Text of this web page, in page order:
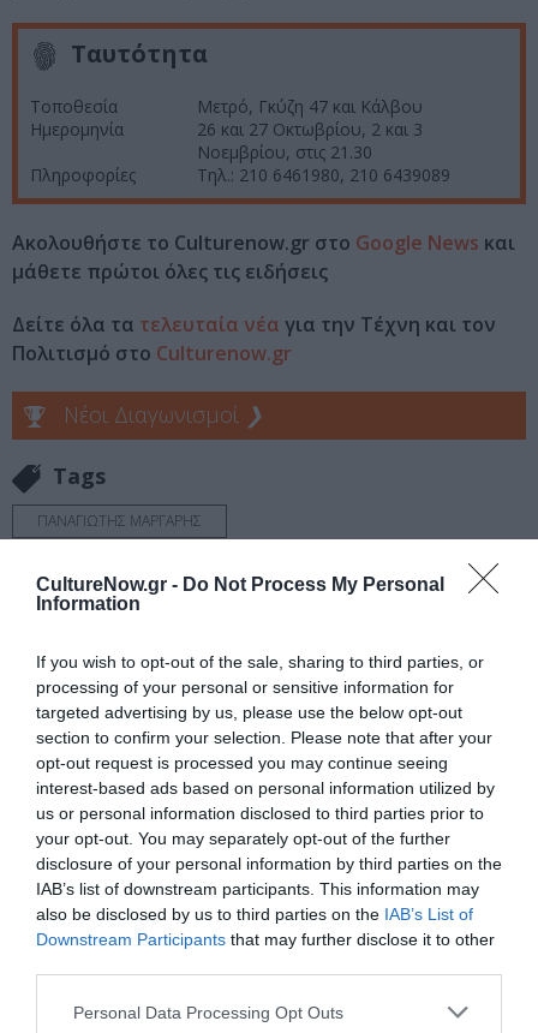
CultureNow.gr - Do Not Process My Personal
Information
If you wish to opt-out of the sale, sharing to third parties, or
processing of your personal or sensitive information for
targeted advertising by us, please use the below opt-out
section to confirm your selection. Please note that after your
opt-out request is processed you may continue seeing
interest-based ads based on personal information utilized by
us or personal information disclosed to third parties prior to
your opt-out. You may separately opt-out of the further
disclosure of your personal information by third parties on the
IAB’s list of downstream participants. This information may
also be disclosed by us to third parties on the IAB’s List of
Downstream Participants that may further disclose it to other
Personal Data Processing Opt Outs
Ταυτότητα
Τοποθεσία
Μετρό, Γκύζη 47 και Κάλβου
Ημερομηνία
26 και 27 Οκτωβρίου, 2 και 3
Νοεμβρίου, στις 21.30
Πληροφορίες
Τηλ.: 210 6461980, 210 6439089
Ακολουθήστε το Culturenow.gr στο Google News και
μάθετε πρώτοι όλες τις ειδήσεις
Δείτε όλα τα τελευταία νέα για την Τέχνη και τον
Πολιτισμό στο Culturenow.gr
Νέοι Διαγωνισμοί ❯
Tags
ΠΑΝΑΓΙΩΤΗΣ ΜΑΡΓΑΡΗΣ
Newsletter
την Τέχνη και τον Πολιτισμό!
Ακολουθήστε το Culturenow.gr
Σχετικά Άρθρα